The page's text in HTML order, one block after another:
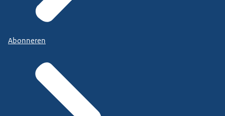
Abonneren